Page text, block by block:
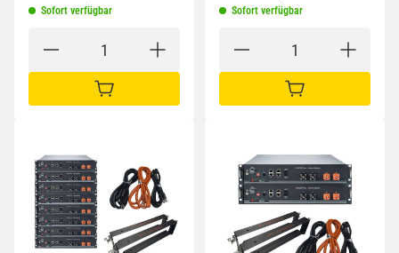
Sofort verfügbar
IN DEN WARENKORB
Sofort verfügbar
IN DEN WARENKORB